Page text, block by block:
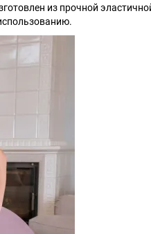
из прочной